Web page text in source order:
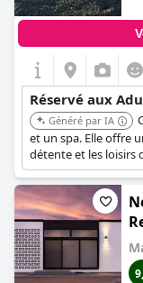
Réservé aux
Généré par IA
et un spa. Elle offre
détente et les loisirs